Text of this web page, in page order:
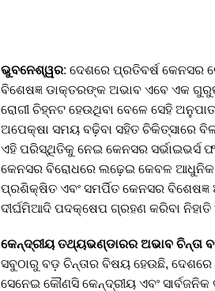
ଭୁବନେଶ୍ୱର: ଦେଶରେ ପ୍ରତିବର୍ଷ କେନସର
ବିଶେଷଜ୍ଞ ଡାକ୍ତରଙ୍କ ଅଭାବ ଏବେ ଏକ
ରୋଗୀ ଚିହ୍ନଟ ହେଉଥିବା ବେଳେ ସେହି
ଅପେକ୍ଷା ସମୟ ବଢ଼ିବା ସହିତ ଚିକିତ୍ସାରେ
ଏହି ପରିସ୍ଥିତିକୁ ନେଇ କେନସର ସର୍ଭାଇଭର୍ସ
କେନସର ବିରୋଧରେ ଲଢ଼େଇ କେବଳ ଆଧୁନିକ
ପ୍ରଶିକ୍ଷିତ ଏବଂ ସମର୍ପିତ କେନସର
ଦୀର୍ଘମିଆଦି ପଦକ୍ଷେପ ଗ୍ରହଣ କରିବା
କେନ୍ଦ୍ରୀୟ ତଥ୍ୟଭଣ୍ଡାରର ଅଭାବ ଚିନ୍ତା
ସବୁଠାରୁ ବଡ଼ ଚିନ୍ତାର ବିଷୟ ହେଉଛି,
ସେନେଇ କୌଣସି କେନ୍ଦ୍ରୀୟ ଏବଂ